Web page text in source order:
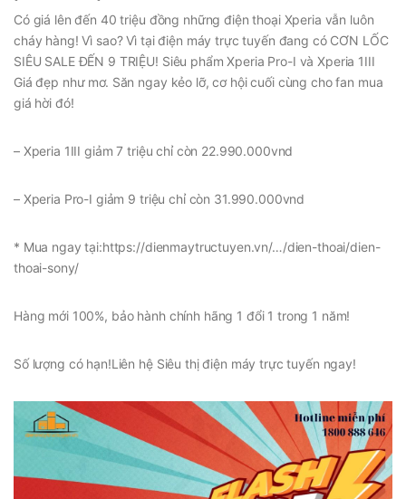
Có giá lên đến 40 triệu đồng những điện thoại Xperia vẫn luôn
cháy hàng! Vì sao? Vì tại điện máy trực tuyến đang có CƠN LỐC
SIÊU SALE ĐẾN 9 TRIỆU! Siêu phẩm Xperia Pro-I và Xperia 1III
Giá đẹp như mơ. Săn ngay kẻo lỡ, cơ hội cuối cùng cho fan mua
giá hời đó!
– Xperia 1III giảm 7 triệu chỉ còn 22.990.000vnd
– Xperia Pro-I giảm 9 triệu chỉ còn 31.990.000vnd
* Mua ngay tại:https://dienmaytructuyen.vn/…/dien-thoai/dien-
thoai-sony/
Hàng mới 100%, bảo hành chính hãng 1 đổi 1 trong 1 năm!
Số lượng có hạn!Liên hệ Siêu thị điện máy trực tuyến ngay!